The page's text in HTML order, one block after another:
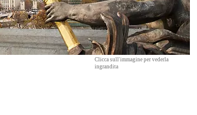
Clicca sull'immagine per vederla
ingrandita